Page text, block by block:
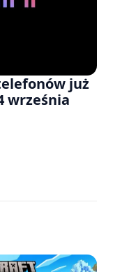
już
września